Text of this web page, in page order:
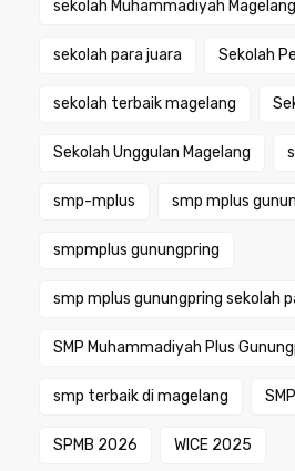
sekolah Muhammadiyah Magelang
sekolah para juara Sekolah
sekolah terbaik magelang
Sekolah Unggulan Magelang
smp-mplus smp mplus
smpmplus gunungpring
smp mplus gunungpring sekolah
SMP Muhammadiyah Plus
smp terbaik di magelang
SPMB 2026 WICE 2025